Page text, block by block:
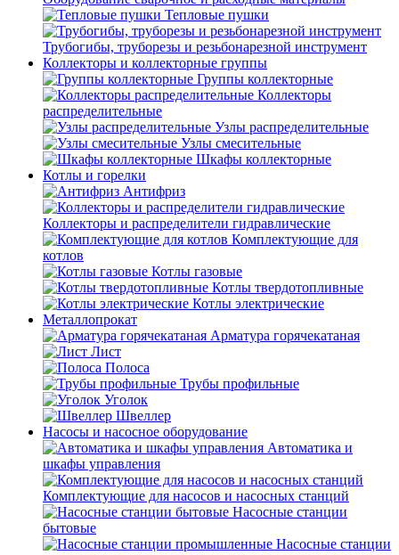
Тепловые пушки
Трубогибы, труборезы и резьбонарезной инструмент
Коллекторы и коллекторные группы
Группы коллекторные
Коллекторы
распределительные
Узлы распределительные
Узлы смесительные
Шкафы коллекторные
Котлы и горелки
Антифриз
Коллекторы и распределители гидравлические
Комплектующие для
котлов
Котлы газовые
Котлы твердотопливные
Котлы электрические
Металлопрокат
Арматура горячекатаная
Лист
Полоса
Трубы профильные
Уголок
Швеллер
Насосы и насосное оборудование
Автоматика и
шкафы управления
Комплектующие для насосов и насосных станций
Насосные станции
бытовые
Насосные станции